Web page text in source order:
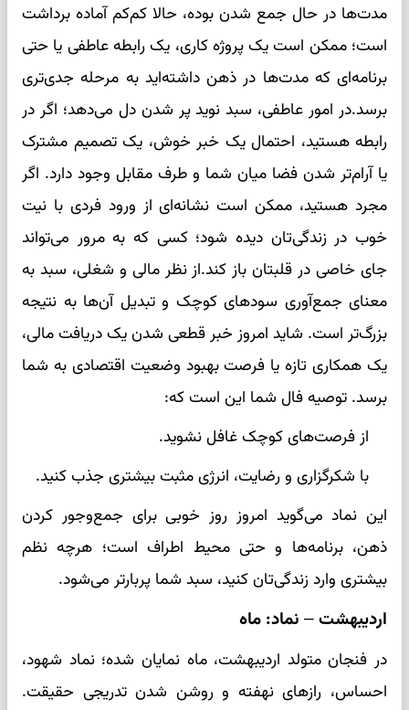
مدت‌ها در حال جمع شدن بوده، حالا کم‌کم آماده برداشت
است؛ ممکن است یک پروژه کاری، یک رابطه عاطفی یا حتی
برنامه‌ای که مدت‌ها در ذهن داشته‌اید به مرحله جدی‌تری
برسد.در امور عاطفی، سبد نوید پر شدن دل می‌دهد؛ اگر در
رابطه هستید، احتمال یک خبر خوش، یک تصمیم مشترک
یا آرام‌تر شدن فضا میان شما و طرف مقابل وجود دارد. اگر
مجرد هستید، ممکن است نشانه‌ای از ورود فردی با نیت
خوب در زندگی‌تان دیده شود؛ کسی که به مرور می‌تواند
جای خاصی در قلبتان باز کند.از نظر مالی و شغلی، سبد به
معنای جمع‌آوری سودهای کوچک و تبدیل آن‌ها به نتیجه
بزرگ‌تر است. شاید امروز خبر قطعی شدن یک دریافت مالی،
یک همکاری تازه یا فرصت بهبود وضعیت اقتصادی به شما
برسد. توصیه فال شما این است که:
از فرصت‌های کوچک غافل نشوید.
با شکرگزاری و رضایت، انرژی مثبت بیشتری جذب کنید.
این نماد می‌گوید امروز روز خوبی برای جمع‌وجور کردن
ذهن، برنامه‌ها و حتی محیط اطراف است؛ هرچه نظم
بیشتری وارد زندگی‌تان کنید، سبد شما پربارتر می‌شود.
اردیبهشت – نماد: ماه
در فنجان متولد اردیبهشت، ماه نمایان شده؛ نماد شهود،
احساس، رازهای نهفته و روشن شدن تدریجی حقیقت.